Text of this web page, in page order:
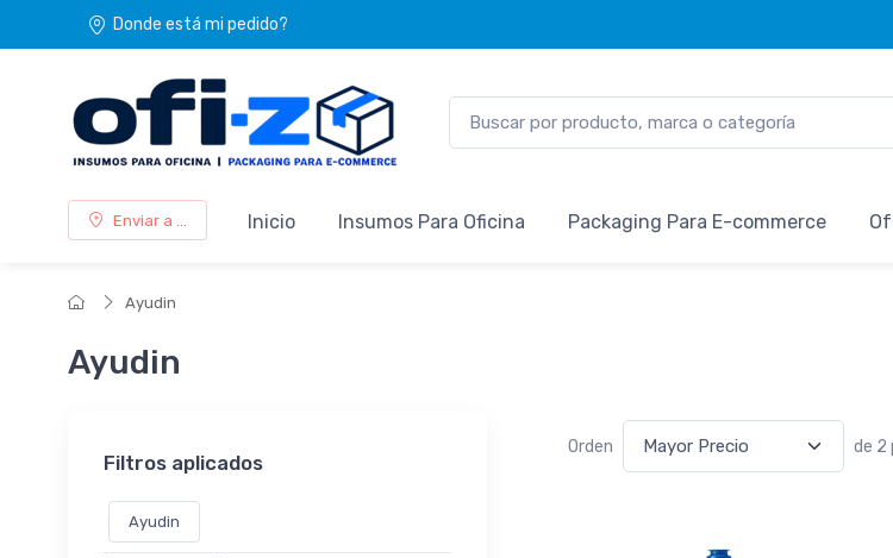
Donde está mi pedido?
Enviar a ... Inicio Insumos Para Oficina Packaging Para E-commerce
Ayudin
Ayudin
Filtros aplicados
Ayudin
Orden de 2